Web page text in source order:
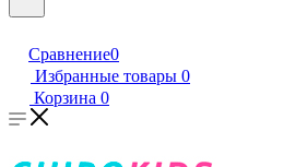
Сравнение0
Избранные товары 0
Корзина 0